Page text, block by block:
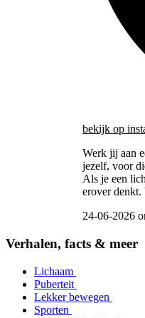
bekijk op
Werk jij aan
jezelf, voor
Als je een
erover
24-06-2026
2
Verhalen, facts & meer
Lichaam
Puberteit
Lekker bewegen
Sporten